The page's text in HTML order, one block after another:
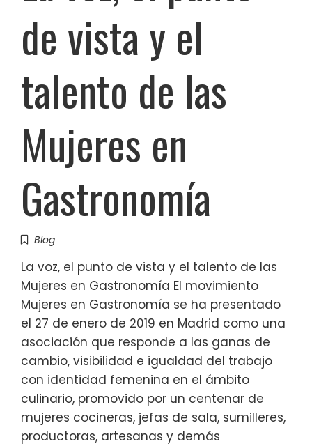
de vista y el
talento de las
Mujeres en
Gastronomía
Blog
La voz, el punto de vista y el talento de las
Mujeres en Gastronomía El movimiento
Mujeres en Gastronomía se ha presentado
el 27 de enero de 2019 en Madrid como una
asociación que responde a las ganas de
cambio, visibilidad e igualdad del trabajo
con identidad femenina en el ámbito
culinario, promovido por un centenar de
mujeres cocineras, jefas de sala, sumilleres,
productoras, artesanas y demás